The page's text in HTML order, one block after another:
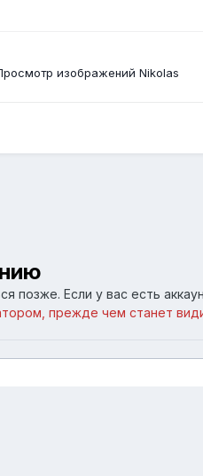
изображений Nikolas
позже. Если у вас есть
прежде чем станет